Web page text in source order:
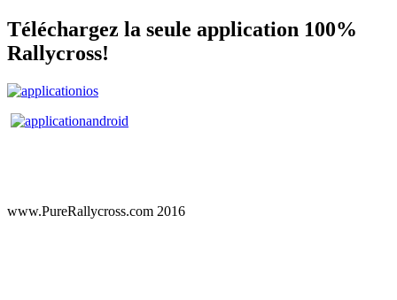
Téléchargez la seule application 100%
Rallycross!
www.PureRallycross.com 2016